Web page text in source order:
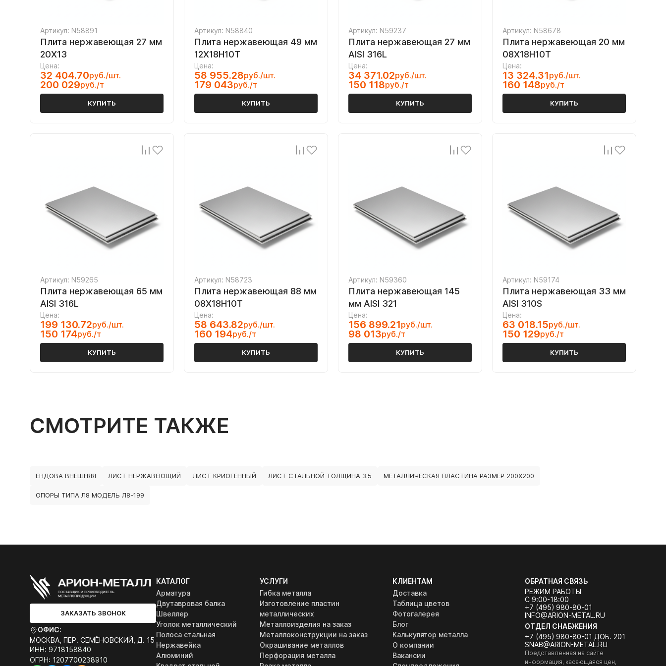
Артикул: N58891
Плита нержавеющая 27 мм
20Х13
Цена:
32 404.70руб./шт.
200 029руб./т
КУПИТЬ
Артикул: N58840
Плита нержавеющая 49 мм
12Х18Н10Т
Цена:
58 955.28руб./шт.
179 043руб./т
КУПИТЬ
Артикул: N59237
Плита нержавеющая 27 мм
AISI 316L
Цена:
34 371.02руб./шт.
150 118руб./т
КУПИТЬ
Артикул: N58678
Плита нержавеющая 20 мм
08Х18Н10Т
Цена:
13 324.31руб./шт.
160 148руб./т
КУПИТЬ
Артикул: N59265
Плита нержавеющая 65 мм
AISI 316L
Цена:
199 130.72руб./шт.
150 174руб./т
КУПИТЬ
Артикул: N58723
Плита нержавеющая 88 мм
08Х18Н10Т
Цена:
58 643.82руб./шт.
160 194руб./т
КУПИТЬ
Артикул: N59360
Плита нержавеющая 145
мм AISI 321
Цена:
156 899.21руб./шт.
98 013руб./т
КУПИТЬ
Артикул: N59174
Плита нержавеющая 33 мм
AISI 310S
Цена:
63 018.15руб./шт.
150 129руб./т
КУПИТЬ
СМОТРИТЕ ТАКЖЕ
ЕНДОВА ВНЕШНЯЯ ЛИСТ НЕРЖАВЕЮЩИЙ ЛИСТ КРИОГЕННЫЙ ЛИСТ СТАЛЬНОЙ ТОЛЩИНА 3.5 МЕТАЛЛИЧЕСКАЯ ПЛАСТИНА РАЗМЕР 200Х200
ОПОРЫ ТИПА Л8 МОДЕЛЬ Л8-199
ЗАКАЗАТЬ ЗВОНОК
ОФИС:
МОСКВА, ПЕР. СЕМЁНОВСКИЙ, Д. 15
ИНН: 9718158840
ОГРН: 1207700238910
КАТАЛОГ
Арматура
Двутавровая балка
Швеллер
Уголок металлический
Полоса стальная
Нержавейка
Алюминий
УСЛУГИ
Гибка металла
Изготовление пластин
металлических
Металлоизделия на заказ
Металлоконструкции на заказ
Окрашивание металлов
Перфорация металла
КЛИЕНТАМ
Доставка
Таблица цветов
Фотогалерея
Блог
Калькулятор металла
О компании
Вакансии
ОБРАТНАЯ СВЯЗЬ
РЕЖИМ РАБОТЫ
С 9:00-18:00
+7 (495) 980-80-01
INFO@ARION-METAL.RU
ОТДЕЛ СНАБЖЕНИЯ
+7 (495) 980-80-01 ДОБ. 201
SNAB@ARION-METAL.RU
Представленная на сайте
информация, касающаяся цен,